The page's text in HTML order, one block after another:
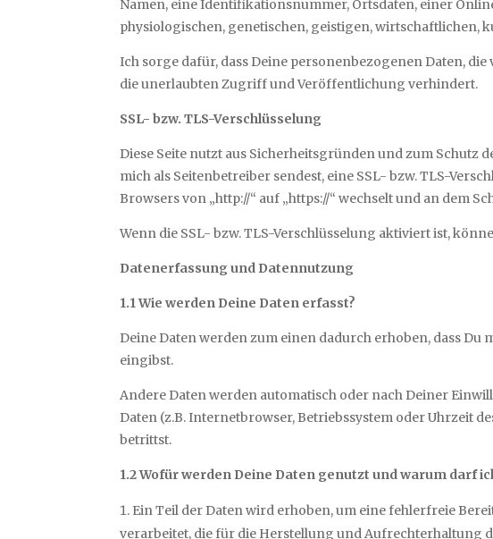
Namen, eine Identifikationsnummer, Ortsdaten, einer
physiologischen, genetischen, geistigen, wirtschaftlichen,
Ich sorge dafür, dass Deine personenbezogenen Daten,
die unerlaubten Zugriff und Veröffentlichung verhindert.
SSL- bzw. TLS-Verschlüsselung
Diese Seite nutzt aus Sicherheitsgründen und zum
mich als Seitenbetreiber sendest, eine SSL- bzw. TLS-
Browsers von „http://“ auf „https://“ wechselt und an dem
Wenn die SSL- bzw. TLS-Verschlüsselung aktiviert ist,
Datenerfassung und Datennutzung
1.1 Wie werden Deine Daten erfasst?
Deine Daten werden zum einen dadurch erhoben, dass
eingibst.
Andere Daten werden automatisch oder nach Deiner
Daten (z.B. Internetbrowser, Betriebssystem oder Uhrzeit
betrittst.
1.2 Wofür werden Deine Daten genutzt und warum darf
Ein Teil der Daten wird erhoben, um eine fehlerfreie
verarbeitet, die für die Herstellung und Aufrechterhaltung